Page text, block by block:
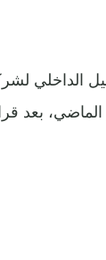
الداخلي
بعد